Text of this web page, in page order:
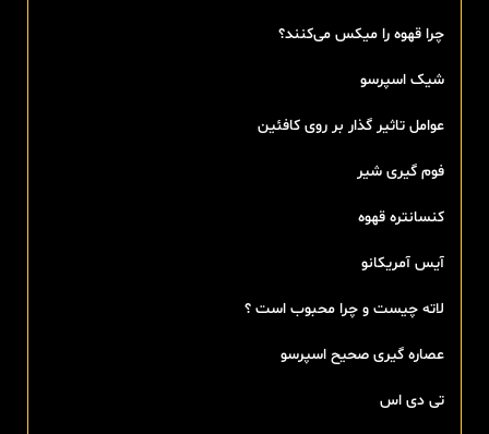
چرا قهوه را میکس می‌کنند؟
شیک اسپرسو
عوامل تاثیر گذار بر روی کافئین
فوم گیری شیر
کنسانتره قهوه
آیس آمریکانو
لاته چیست و چرا محبوب است ؟
عصاره گیری صحیح اسپرسو
تی‌ دی اس